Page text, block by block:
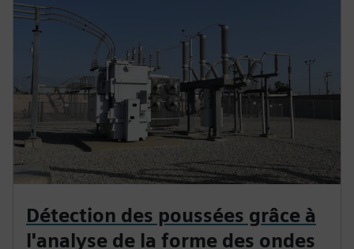
Détection des poussées grâce à
l'analyse de la forme des ondes